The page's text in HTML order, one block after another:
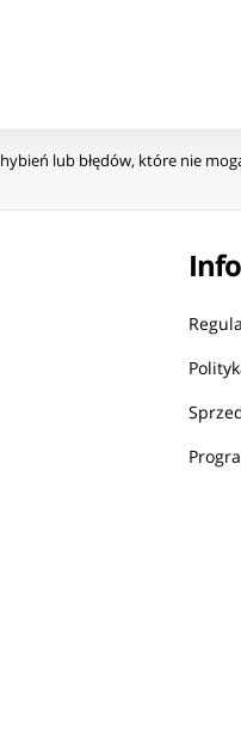
lub błędów, które nie